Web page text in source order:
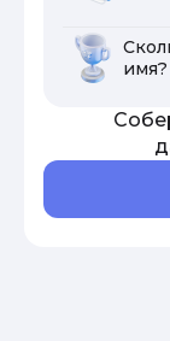
имя?